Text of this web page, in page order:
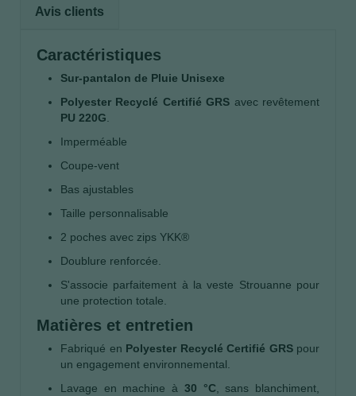
Avis clients
Caractéristiques
Sur-pantalon de Pluie Unisexe
Polyester Recyclé Certifié GRS avec revêtement
PU 220G
Imperméable
Coupe-vent
Bas ajustables
Taille personnalisable
2 poches avec zips YKK®
Doublure renforcée.
S'associe parfaitement à la veste Strouanne pour
une protection totale.
Matières et entretien
Fabriqué en Polyester Recyclé Certifié GRSpour
un engagement environnemental.
Lavage en machine à 30 °C , sans blanchiment,